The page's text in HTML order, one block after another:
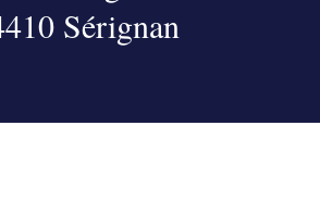
Sérignan